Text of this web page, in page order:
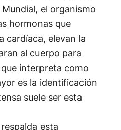
el organismo
hormonas que
cardíaca, elevan la
al cuerpo para
interpreta como
es la identificación
suele ser esta
esta